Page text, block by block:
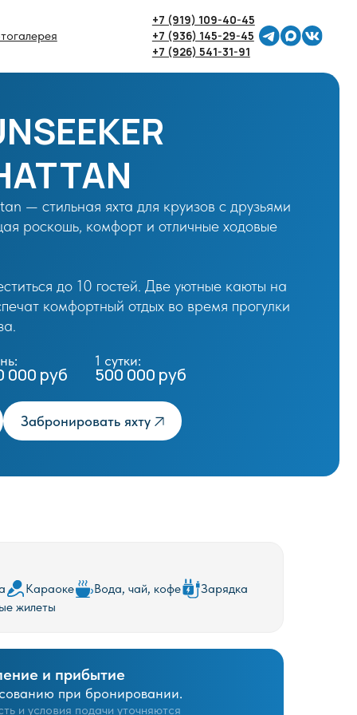
для круизов с друзьями
и отличные ходовые
1 сутки:
500 000 руб
яхту
Караоке Вода, чай, кофе
Зарядка
жилеты
и прибытие
при бронировании.
и условия подачи уточняются